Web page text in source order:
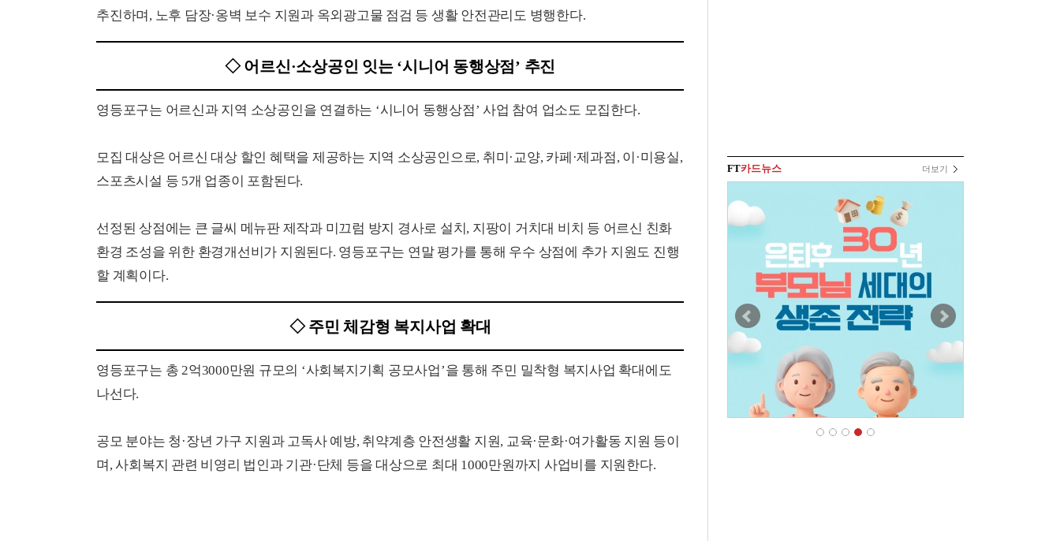
추진하며, 노후 담장·옹벽 보수 지원과 옥외광고물 점검 등 생활 안전관리도 병행한다.
◇ 어르신·소상공인 잇는 ‘시니어 동행상점’ 추진
영등포구는 어르신과 지역 소상공인을 연결하는 ‘시니어 동행상점’ 사업 참여 업소도 모집한다.
모집 대상은 어르신 대상 할인 혜택을 제공하는 지역 소상공인으로, 취미·교양, 카페·제과점, 이·미용실,
스포츠시설 등 5개 업종이 포함된다.
선정된 상점에는 큰 글씨 메뉴판 제작과 미끄럼 방지 경사로 설치, 지팡이 거치대 비치 등 어르신 친화
환경 조성을 위한 환경개선비가 지원된다. 영등포구는 연말 평가를 통해 우수 상점에 추가 지원도 진행
할 계획이다.
◇ 주민 체감형 복지사업 확대
영등포구는 총 2억3000만원 규모의 ‘사회복지기획 공모사업’을 통해 주민 밀착형 복지사업 확대에도
나선다.
공모 분야는 청·장년 가구 지원과 고독사 예방, 취약계층 안전생활 지원, 교육·문화·여가활동 지원 등이
며, 사회복지 관련 비영리 법인과 기관·단체 등을 대상으로 최대 1000만원까지 사업비를 지원한다.
FT카드뉴스 더보기